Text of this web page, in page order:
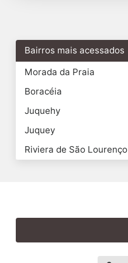
Bairros mais acessados
Morada da Praia
Boracéia
Juquehy
Juquey
Riviera de São Lourenço